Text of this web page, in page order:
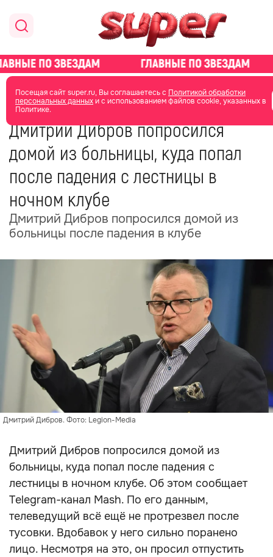
Посещая сайт super.ru, Вы соглашаетесь с Политикой обработки
персональных данныхи с использованием файлов cookie, указанных в
Политике.
главная новости о звездах новости
21 июня
Дмитрий Дибров попросился
домой из больницы, куда попал
после падения с лестницы в
ночном клубе
Дмитрий Дибров попросился домой из
больницы после падения в клубе
Дмитрий Дибров. Фото: Legion-Media
Дмитрий Дибров попросился домой из
больницы, куда попал после падения с
лестницы в ночном клубе. Об этом сообщает
Telegram-канал Mash. По его данным,
телеведущий всё ещё не протрезвел после
тусовки. Вдобавок у него сильно поранено
лицо. Несмотря на это, он просил отпустить